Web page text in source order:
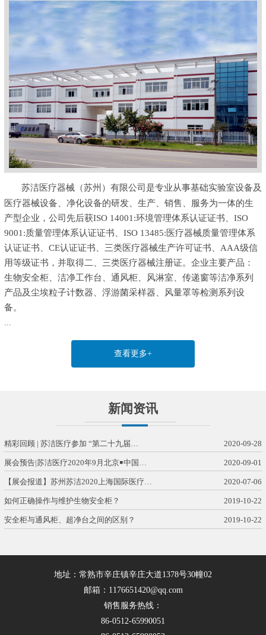
苏洁医疗器械（苏州）有限公司是专业从事基础实验室设备及
医疗器械设备、净化设备的研发、生产、销售、服务为一体的生
产型企业，公司先后获ISO 14001:环境管理体系认证证书、ISO
9001:质量管理体系认证证书、ISO 13485:医疗器械质量管理体系
认证证书、CE认证证书、三类医疗器械生产许可证书、AAA级信
用等级证书，并取得二、三类医疗器械注册证。企业主要产品：
生物安全柜、洁净工作台、通风柜、风淋室、传递窗等洁净系列
产品及尘埃粒子计数器、浮游菌采样器、风量罩等检测系列设
备。
查看更多+
新闻资讯
精彩回顾 | 苏洁医疗参加 “第二十九届… 2020-09-28
展会预告|苏洁医疗2020年9月北京￭中国… 2020-09-01
【展会报道】苏州苏洁2020上海国际医疗… 2020-07-06
如何正确操作与维护生物安全柜？ 2019-10-22
安全柜与通风柜、超净台之间的区别？ 2019-10-22
地址：常熟市辛庄镇辛庄大道1378号30幢02
邮箱：1176651420@qq.com
销售服务热线：
86-0512-65990051